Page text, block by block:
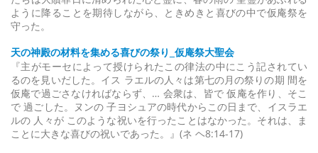
ように降ることを期待しながら、ときめきと喜びの中で仮庵祭を
守った。
天の神殿の材料を集める喜びの祭り_仮庵祭大聖会
『主がモーセによって授けられたこの律法の中にこう記されてい
るのを見いだした。イス ラエルの人々は第七の月の祭りの期 間を
仮庵で過ごさなければならず、… 会衆は、皆で 仮庵を作り、そこ
で 過ごした。ヌンの 子ヨシュアの時代からこの日まで、イスラエ
ルの 人々が このような祝いを行ったことはなかった。それは、ま
ことに大きな喜びの祝いであった。』(ネ ヘ8:14-17)